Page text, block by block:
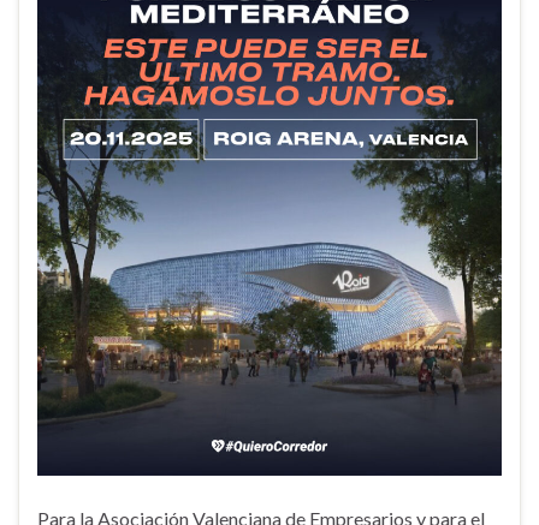
Para la Asociación Valenciana de Empresarios y para el